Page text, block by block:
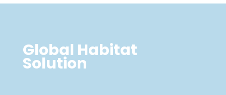
Global Habitat
Solution